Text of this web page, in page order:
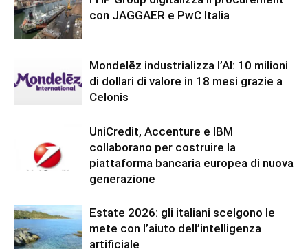
con JAGGAER e PwC Italia
Mondelēz industrializza l’AI: 10 milioni
di dollari di valore in 18 mesi grazie a
Celonis
UniCredit, Accenture e IBM
collaborano per costruire la
piattaforma bancaria europea di nuova
generazione
Estate 2026: gli italiani scelgono le
mete con l’aiuto dell’intelligenza
artificiale